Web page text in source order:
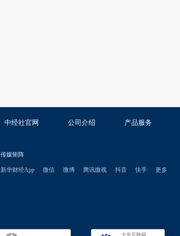
中经社官网 公司介绍 产品服务
传媒矩阵
新华财经App 微信 微博 腾讯微视 抖音 快手 更多